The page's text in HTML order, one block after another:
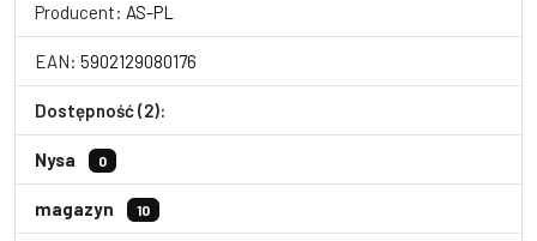
Producent: AS-PL
EAN: 5902129080176
Dostępność (2):
Nysa 0
magazyn 10